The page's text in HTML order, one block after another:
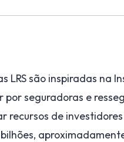
LRS são inspiradas na
seguradoras e
recursos de
bilhões,